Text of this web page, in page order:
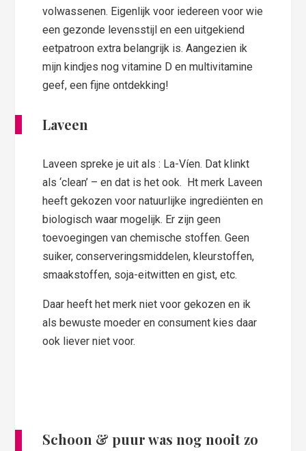
volwassenen. Eigenlijk voor iedereen voor wie
een gezonde levensstijl en een uitgekiend
eetpatroon extra belangrijk is. Aangezien ik
mijn kindjes nog vitamine D en multivitamine
geef, een fijne ontdekking!
Laveen
Laveen spreke je uit als : La-Víen. Dat klinkt
als ‘clean’ – en dat is het ook. Ht merk Laveen
heeft gekozen voor natuurlijke ingrediënten en
biologisch waar mogelijk. Er zijn geen
toevoegingen van chemische stoffen. Geen
suiker, conserveringsmiddelen, kleurstoffen,
smaakstoffen, soja-eitwitten en gist, etc.
Daar heeft het merk niet voor gekozen en ik
als bewuste moeder en consument kies daar
ook liever niet voor.
Schoon & puur was nog nooit zo